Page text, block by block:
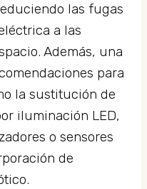
las fugas
a las
Además, una
para
la sustitución de
iluminación LED,
o sensores
de